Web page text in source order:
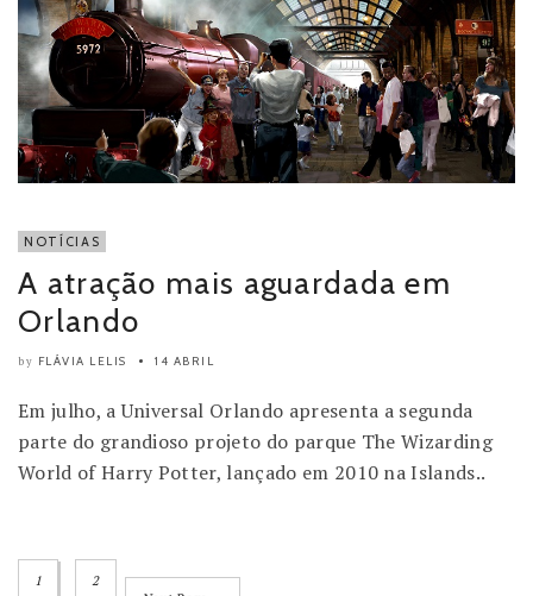
NOTÍCIAS
A atração mais aguardada em
Orlando
by FLÁVIA LELIS 14 ABRIL
Em julho, a Universal Orlando apresenta a segunda
parte do grandioso projeto do parque The Wizarding
World of Harry Potter, lançado em 2010 na Islands..
1
2